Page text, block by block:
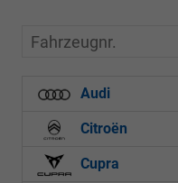
Fahrzeugnr.
Audi
Citroën
Cupra